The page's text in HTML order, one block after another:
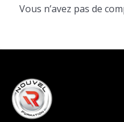
Vous n’avez pas de